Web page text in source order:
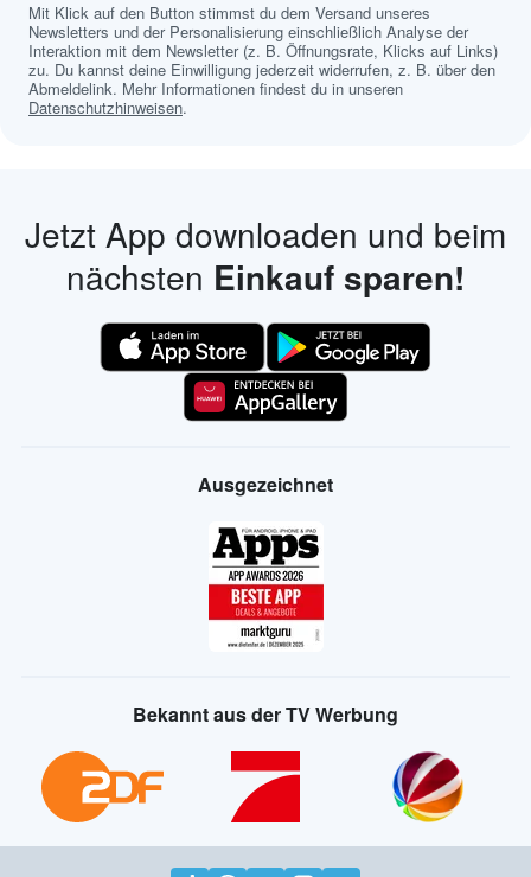
Mit Klick auf den Button stimmst du dem Versand unseres
Newsletters und der Personalisierung einschließlich Analyse der
Interaktion mit dem Newsletter (z. B. Öffnungsrate, Klicks auf Links)
zu. Du kannst deine Einwilligung jederzeit widerrufen, z. B. über den
Abmeldelink. Mehr Informationen findest du in unseren
Datenschutzhinweisen.
Jetzt App downloaden und beim
nächsten Einkauf sparen!
Ausgezeichnet
Bekannt aus der TV Werbung